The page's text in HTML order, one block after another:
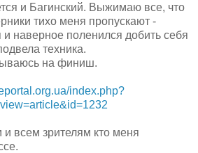
и Багинский. Выжимаю все, что
тихо меня пропускают -
и наверное поленился добить себя
техника.
на финиш.
index.php?
всем зрителям кто меня